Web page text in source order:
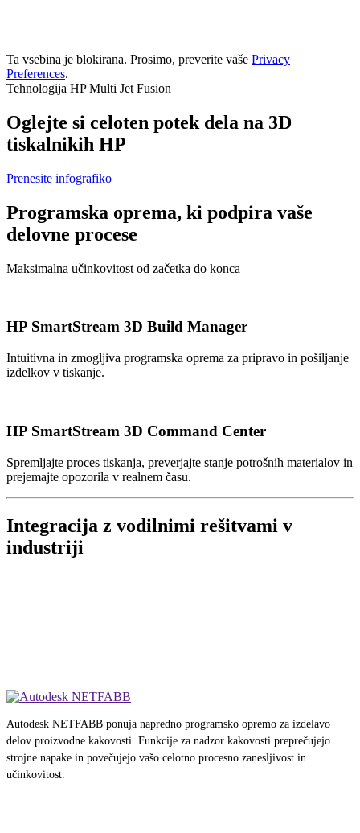
Ta vsebina je blokirana. Prosimo, preverite vaše Privacy
Preferences.
Tehnologija HP Multi Jet Fusion
Oglejte si celoten potek dela na 3D
tiskalnikih HP
Prenesite infografiko
Programska oprema, ki podpira vaše
delovne procese
Maksimalna učinkovitost od začetka do konca
HP SmartStream 3D Build Manager
Intuitivna in zmogljiva programska oprema za pripravo in pošiljanje
izdelkov v tiskanje.
HP SmartStream 3D Command Center
Spremljajte proces tiskanja, preverjajte stanje potrošnih materialov in
prejemajte opozorila v realnem času.
Integracija z vodilnimi rešitvami v
industriji
Autodesk NETFABB ponuja napredno programsko opremo za izdelavo
delov proizvodne kakovosti. Funkcije za nadzor kakovosti preprečujejo
strojne napake in povečujejo vašo celotno procesno zanesljivost in
učinkovitost.